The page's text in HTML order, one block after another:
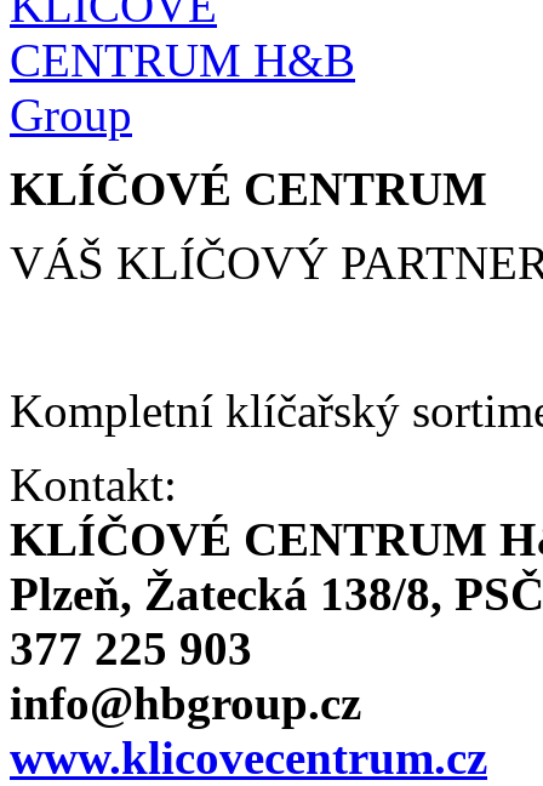
KLÍČOVÉ CENTRUM
VÁŠ KLÍČOVÝ
Kompletní klíčařský
Kontakt:
KLÍČOVÉ CENTRUM
Plzeň, Žatecká 138/8,
377 225 903
info@hbgroup.cz
www.klicovecentrum.cz